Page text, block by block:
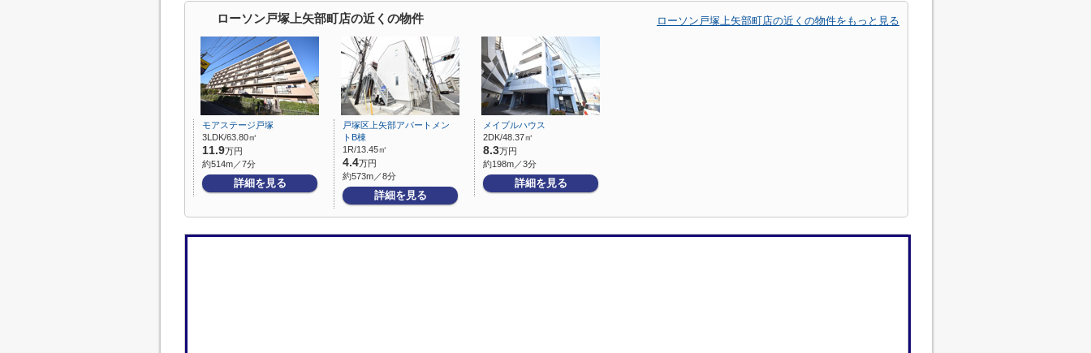
ローソン戸塚上矢部町店の近くの物件 ローソン戸塚上矢部町店の近くの物件をもっと見る
モアステージ戸塚
3LDK/63.80㎡
11.9万円
約514m／7分
詳細を見る
戸塚区上矢部アパートメン
トB棟
1R/13.45㎡
4.4万円
約573m／8分
詳細を見る
メイプルハウス
2DK/48.37㎡
8.3万円
約198m／3分
詳細を見る